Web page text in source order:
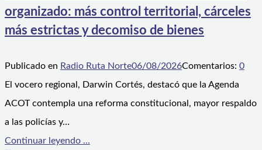
organizado: más control territorial, cárceles
más estrictas y decomiso de bienes
Publicado en Radio Ruta Norte06/08/2026Comentarios: 0
El vocero regional, Darwin Cortés, destacó que la Agenda
ACOT contempla una reforma constitucional, mayor respaldo
a las policías y…
Continuar leyendo ...